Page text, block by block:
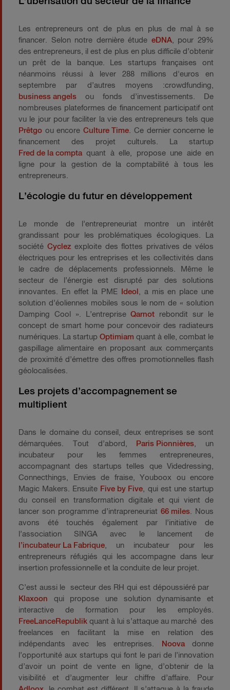
Les entrepreneurs ont de plus en plus de mal à se
financer. Selon notre dernière étude eDNA, pour 29%
des entrepreneurs, il est de plus en plus difficile d’obtenir
un prêt de la banque. Les startups françaises ont
néanmoins réussi à lever 288 millions d'euros en
septembre par d’autres moyens :crowdfunding,
business angels ou fonds d’investissements. De
nombreuses plateformes de financement participatif ont
vu le jour pour faciliter la vie des entrepreneurs tels que
Prêtgo ou encoreCulture Time . Ce dernier concerne le
financement des projet culturels. La startup
Fred de la compta quant à elle, propose une aide en
ligne pour la gestion de la comptabilité à tous les
entrepreneurs.
L’écologie du futur en développement
Le monde de l’entrepreneuriat montre un intérêt
grandissant pour les problématiques écologiques. La
société Cyclez exploite des flottes privatives de vélos
électriques pour les entreprises et les collectivités dans
le cadre de déplacements professionnels. Même le
secteur de l’énergie est disrupté par des solutions
innovantes. En effet la PME
Ideol
, a mis en place une
solution d’éoliennes mobiles sous le nom de « solution
Damping Cool ». L’entrepriseQarnot rebondit sur le
concept de smart home pour concevoir des radiateurs
numériques. La startup Optimiam quant à elle, combat le
gaspillage alimentaire en proposant aux commerçants
de proximité d’émettre des offres promotionnelles flash
géolocalisées.
Les projets d’accompagnement se
multiplient
Dans le domaine du conseil, deux entreprises se sont
démarquées. Tout d’abord,
Paris Pionnières, un
incubateur pour les femmes entrepreneures,
accompagnant des startups telles que Videdressing,
Connecthings, Envies de fraise, Youboox ou encore
Magic Makers. Ensuite Five by Five, qui est une startup
du conseil en transformation digitale et qui vient de
lancer son programme d’intrapreneuriat 66 miles. Nous
avons été touchés également par l’initiative de
l’association SINGA avec le lancement de
l’incubateur La Fabrique, un incubateur pour les
entrepreneurs réfugiés qui les accompagne dans leur
insertion professionnelle et la conduite de leur projet.
C’est aussi le secteur des RH qui est dépoussiéré par
Klaxoon qui propose une solution dynamisante et
interactive de formation pour les employés.
FreeLanceRepublik quant à lui s’attaque au marché des
freelances en facilitant la mise en relation des
indépendants avec les entreprises.
Noovadonne
l’opportunité aux startups qui font le pari de l’innovation
d’avoir un point de vente en ligne, d’obtenir de la
visibilité et d’augmenter leur chiffre d’affaire. Pour